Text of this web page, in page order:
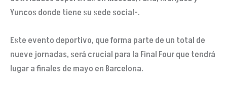
Yuncos donde tiene su sede social-.
Este evento deportivo, que forma parte de un total de
nueve jornadas, será crucial para la Final Four que tendrá
lugar a finales de mayo en Barcelona.